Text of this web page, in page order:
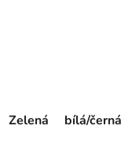
Zelená bílá/černá